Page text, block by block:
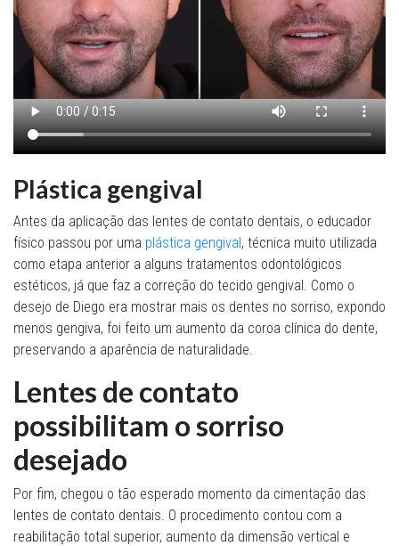
Plástica gengival
Antes da aplicação das lentes de contato dentais, o educador
físico passou por uma plástica gengival, técnica muito utilizada
como etapa anterior a alguns tratamentos odontológicos
estéticos, já que faz a correção do tecido gengival. Como o
desejo de Diego era mostrar mais os dentes no sorriso, expondo
menos gengiva, foi feito um aumento da coroa clínica do dente,
preservando a aparência de naturalidade.
Lentes de contato
possibilitam o sorriso
desejado
Por fim, chegou o tão esperado momento da cimentação das
lentes de contato dentais. O procedimento contou com a
reabilitação total superior, aumento da dimensão vertical e